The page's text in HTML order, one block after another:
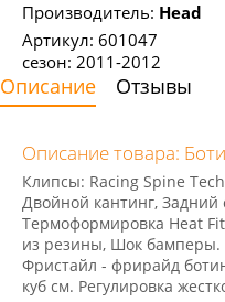
Производитель: Head
Артикул: 601047
сезон: 2011-2012
Описание Отзывы
Описание товара:
Клипсы: Racing Spine
Двойной кантинг,
Термоформировка Heat
из резины, Шок бамперы.
Фристайл - фрирайд
куб см. Регулировка